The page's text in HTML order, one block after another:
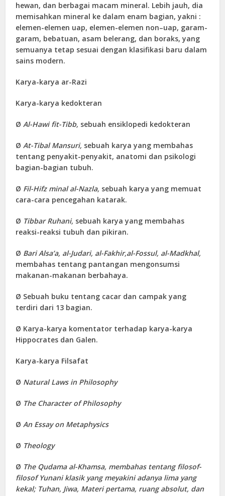
hewan, dan berbagai macam mineral. Lebih jauh, dia
memisahkan mineral ke dalam enam bagian, yakni :
elemen-elemen uap, elemen-elemen non–uap, garam-
garam, bebatuan, asam belerang, dan boraks, yang
semuanya tetap sesuai dengan klasifikasi baru dalam
sains modern.
Karya-karya ar-Razi
Karya-karya kedokteran
Ø Al-Hawi fit-Tibb, sebuah ensiklopedi kedokteran
Ø At-Tibal Mansuri, sebuah karya yang membahas
tentang penyakit-penyakit, anatomi dan psikologi
bagian-bagian tubuh.
Ø Fil-Hifz minal al-Nazla, sebuah karya yang memuat
cara-cara pencegahan katarak.
Ø Tibbar Ruhani, sebuah karya yang membahas
reaksi-reaksi tubuh dan pikiran.
Ø Bari Alsa’a, al-Judari, al-Fakhir,al-Fossul, al-Madkhal,
membahas tentang pantangan mengonsumsi
makanan-makanan berbahaya.
Ø Sebuah buku tentang cacar dan campak yang
terdiri dari 13 bagian.
Ø Karya-karya komentator terhadap karya-karya
Hippocrates dan Galen.
Karya-karya Filsafat
Ø Natural Laws in Philosophy
Ø The Character of Philosophy
Ø An Essay on Metaphysics
Ø Theology
Ø The Qudama al-Khamsa, membahas tentang filosof-
filosof Yunani klasik yang meyakini adanya lima yang
kekal; Tuhan, Jiwa, Materi pertama, ruang absolut, dan